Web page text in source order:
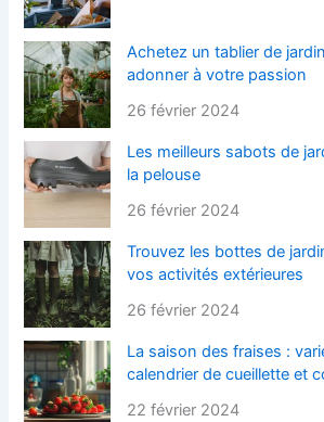
Achetez un tablier de
adonner à votre passion
26 février 2024
Les meilleurs sabots de
la pelouse
26 février 2024
Trouvez les bottes de
vos activités extérieures
26 février 2024
La saison des fraises :
calendrier de cueillette et
22 février 2024